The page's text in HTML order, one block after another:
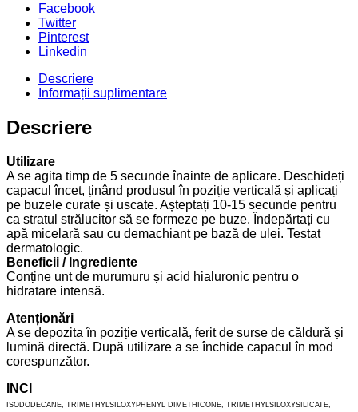
Facebook
Twitter
Pinterest
Linkedin
Descriere
Informații suplimentare
Descriere
Utilizare
A se agita timp de 5 secunde înainte de aplicare. Deschideți
capacul încet, ținând produsul în poziție verticală și aplicați
pe buzele curate și uscate. Așteptați 10-15 secunde pentru
ca stratul strălucitor să se formeze pe buze. Îndepărtați cu
apă micelară sau cu demachiant pe bază de ulei. Testat
dermatologic.
Beneficii / Ingrediente
Conține unt de murumuru și acid hialuronic pentru o
hidratare intensă.
Atenționări
A se depozita în poziție verticală, ferit de surse de căldură și
lumină directă. După utilizare a se închide capacul în mod
corespunzător.
INCI
ISODODECANE, TRIMETHYLSILOXYPHENYL DIMETHICONE, TRIMETHYLSILOXYSILICATE,